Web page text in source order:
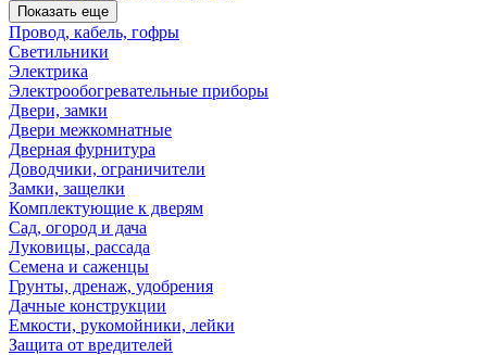
Показать еще
Провод, кабель, гофры
Светильники
Электрика
Электрообогревательные приборы
Двери, замки
Двери межкомнатные
Дверная фурнитура
Доводчики, ограничители
Замки, защелки
Комплектующие к дверям
Сад, огород и дача
Луковицы, рассада
Семена и саженцы
Грунты, дренаж, удобрения
Дачные конструкции
Емкости, рукомойники, лейки
Защита от вредителей